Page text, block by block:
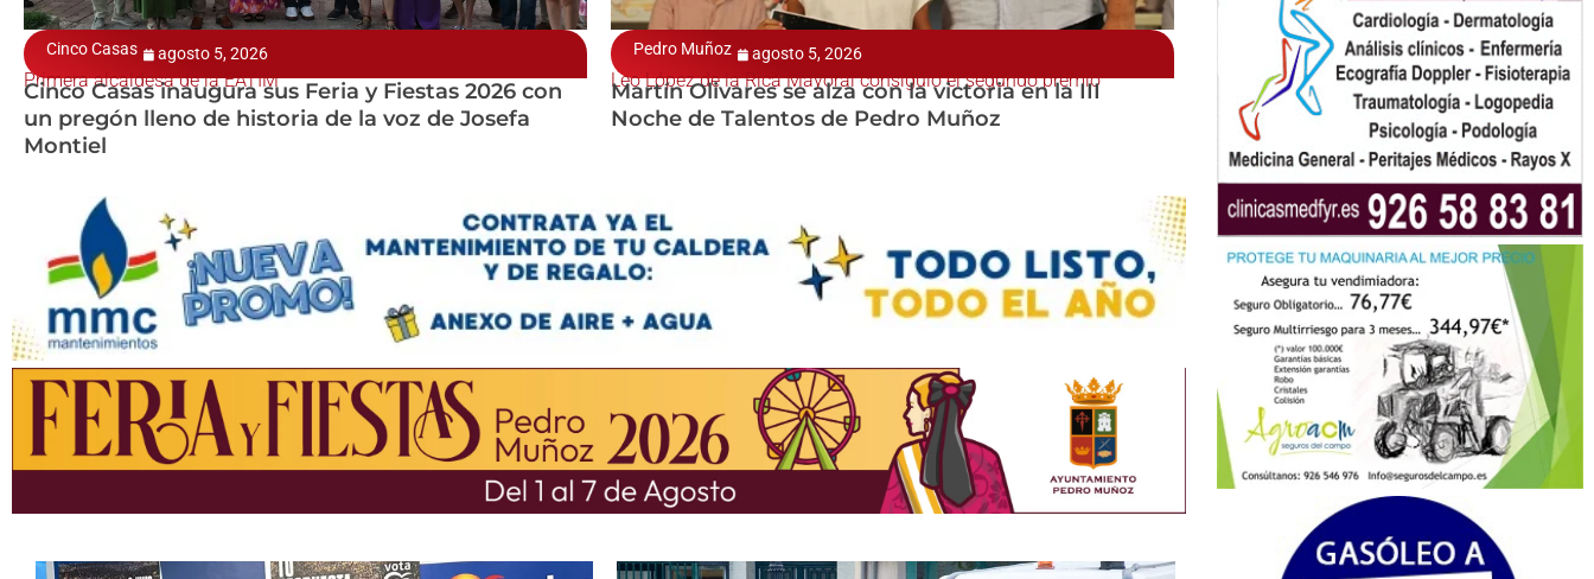
Cinco Casas agosto 5, 2026
Primera alcaldesa de la EATIM
Cinco Casas inaugura sus Feria y Fiestas 2026 con
un pregón lleno de historia de la voz de Josefa
Montiel
Pedro Muñoz agosto 5, 2026
Leo López de la Rica Mayoral consiguió el segundo premio
Martín Olivares se alza con la victoria en la III
Noche de Talentos de Pedro Muñoz